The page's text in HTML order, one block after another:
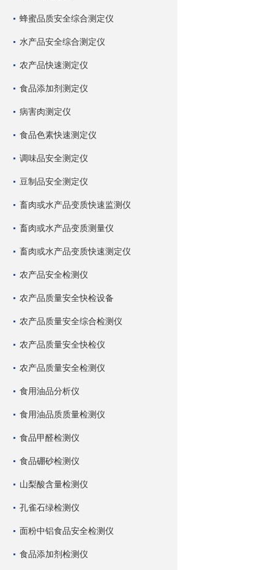
蜂蜜品质安全综合测定仪
水产品安全综合测定仪
农产品快速测定仪
食品添加剂测定仪
病害肉测定仪
食品色素快速测定仪
调味品安全测定仪
豆制品安全测定仪
畜肉或水产品变质快速监测仪
畜肉或水产品变质测量仪
畜肉或水产品变质快速测定仪
农产品安全检测仪
农产品质量安全快检设备
农产品质量安全综合检测仪
农产品质量安全快检仪
农产品质量安全检测仪
食用油品分析仪
食用油品质质量检测仪
食品甲醛检测仪
食品硼砂检测仪
山梨酸含量检测仪
孔雀石绿检测仪
面粉中铝食品安全检测仪
食品添加剂检测仪